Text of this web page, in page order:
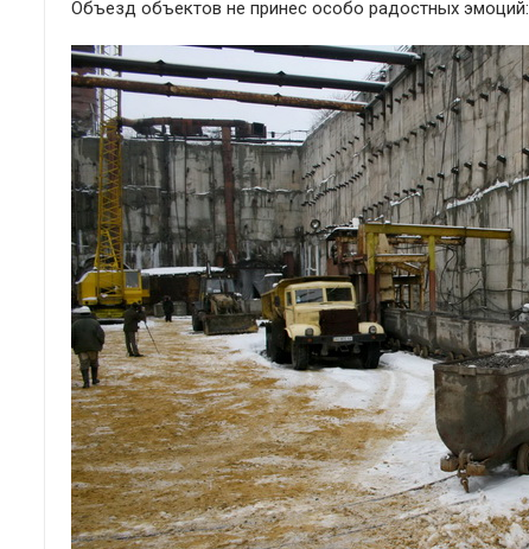
Объезд объектов не принес особо радостных эмоций: